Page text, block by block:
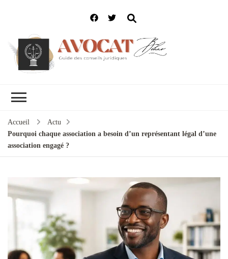
Accueil
Actu
Pourquoi chaque association a besoin d’un représentant légal d’une
association engagé ?